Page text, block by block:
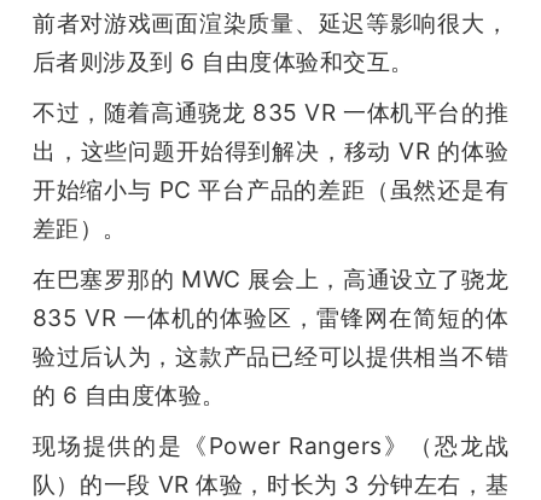
心
GAIR
专
题
爱
机
前者对游戏画面渲染质量、延迟等影响很大，
后者则涉及到 6 自由度体验和交互。
不过，随着高通骁龙 835 VR 一体机平台的推
出，这些问题开始得到解决，移动 VR 的体验
开始缩小与 PC 平台产品的差距（虽然还是有
差距）。
在巴塞罗那的 MWC 展会上，高通设立了骁龙
835 VR 一体机的体验区，雷锋网在简短的体
验过后认为，这款产品已经可以提供相当不错
的 6 自由度体验。
现场提供的是《Power Rangers》（恐龙战
队）的一段 VR 体验，时长为 3 分钟左右，基